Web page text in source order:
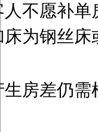
人不愿补单
床为钢丝床
垫，但
生房差仍
3:用餐：